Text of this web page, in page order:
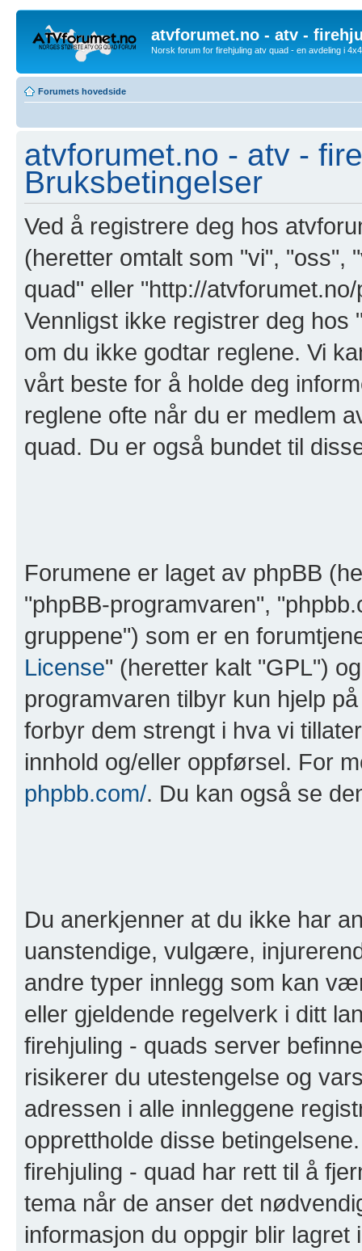
atvforumet.no - atv -
Norsk forum for firehjuling atv quad - en avdeling i
Forumets hovedside
atvforumet.no - atv -
Bruksbetingelser
Ved å registrere deg hos
(heretter omtalt som "vi", "oss",
quad" eller "http://
Vennligst ikke registrer deg hos
om du ikke godtar reglene. Vi
vårt beste for å holde deg
reglene ofte når du er medlem
quad. Du er også bundet til
Forumene er laget av phpBB
"phpBB-programvaren",
gruppene") som er en
License" (heretter kalt "GPL")
programvaren tilbyr kun hjelp
forbyr dem strengt i hva vi
innhold og/eller oppførsel. For
phpbb.com/. Du kan også se
Du anerkjenner at du ikke har
uanstendige, vulgære,
andre typer innlegg som kan
eller gjeldende regelverk i ditt
firehjuling - quads server
risikerer du utestengelse og
adressen i alle innleggene
opprettholde disse
firehjuling - quad har rett til å
tema når de anser det
informasjon du oppgir blir